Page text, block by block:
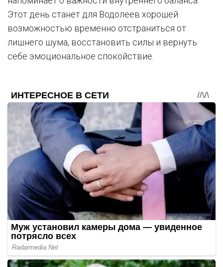
Этот день станет для Водолеев хорошей
возможностью временно отстраниться от
лишнего шума, восстановить силы и вернуть
себе эмоциональное спокойствие.